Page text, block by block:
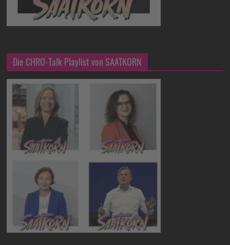
Die CHRO-Talk Playlist von SAATKORN